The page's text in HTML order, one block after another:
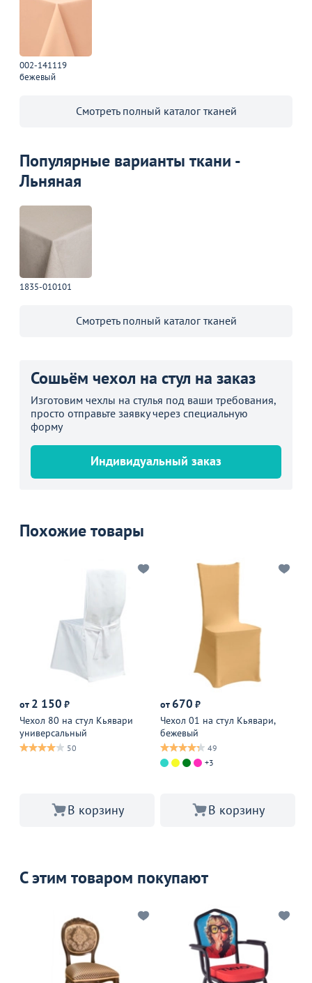
002-141119
бежевый
Смотреть полный каталог тканей
Популярные варианты ткани -
Льняная
1835-010101
Смотреть полный каталог тканей
Сошьём чехол на стул на заказ
Изготовим чехлы на стулья под ваши требования,
просто отправьте заявку через специальную
форму
Индивидуальный заказ
Похожие товары
от 2 150 ₽
Чехол 80 на стул Кьявари
универсальный
50
В корзину
от 670 ₽
Чехол 01 на стул Кьявари,
бежевый
49
+3
В корзину
С этим товаром покупают